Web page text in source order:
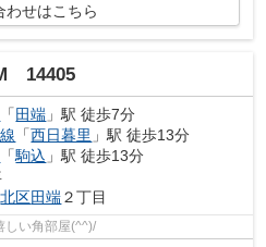
わせはこちら
14405
「田端 」駅 徒歩7分
「西日暮里 」駅 徒歩13分
「駒込 」駅 徒歩13分
北区田端２丁目
い角部屋(^^)/